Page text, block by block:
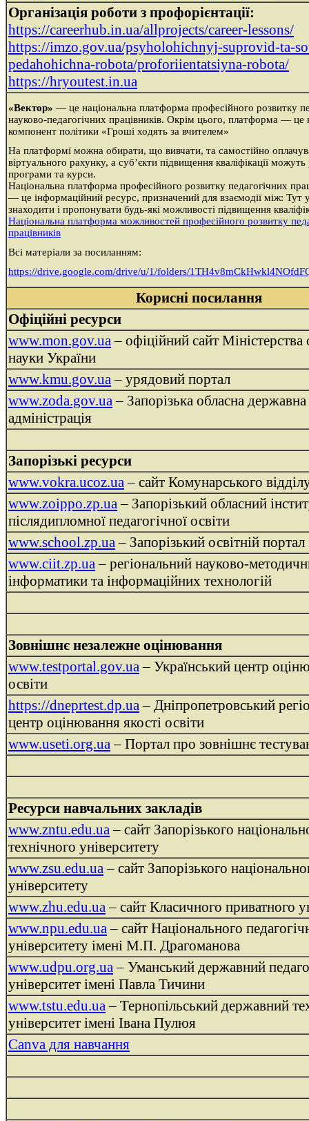
Організація роботи з профорієнтації:
https://careerhub.in.ua/allprojects/career-lessons/
https://imzo.gov.ua/psyholohichnyj-suprovid-ta-
pedahohichna-robota/proforiientatsiyna-robota/
https://hryoutest.in.ua
«Вектор» — це національна платформа професійного розвитку
науково-педагогічних працівників. Окрім цього, платформа — це
компонент політики «Гроші ходять за вчителем»
На платформі можна обирати, що вивчати, та самостійно
віртуального рахунку, а суб’єкти підвищення кваліфікації
програми та курси.
Національна платформа професійного розвитку педагогічних
— це інформаційний ресурс, призначений для взаємодії між: Тут
знаходити і пропонувати будь-які можливості підвищення
Національна платформа можливостей професійного розвитку
працівників
Всі матеріали за посиланням:
https://drive.google.com/drive/u/1/folders/
Корисні посилання
Офіційні ресурси
www.mon.gov.ua– офіційний сайт Міністерства
науки України
www.kmu.gov.ua– урядовий портал
www.zoda.gov.ua– Запорізька обласна державна
адміністрація
Запорізькі ресурси
www.vokra.ucoz.ua– сайт Комунарського
www.zoippo.zp.ua– Запорізький обласний
післядипломної педагогічної освіти
www.school.zp.ua– Запорізький освітній портал
www.ciit.zp.ua– регіональний науково-
інформатики та інформаційних технологій
Зовнішнє незалежне оцінювання
www.testportal.gov.ua– Український центр
освіти
https://dneprtest.dp.ua– Дніпропетровський
центр оцінювання якості освіти
www.useti.org.ua– Портал про зовнішнє
Ресурси навчальних закладів
www.zntu.edu.ua– сайт Запорізького
технічного університету
www.zsu.edu.ua– сайт Запорізького
університету
www.zhu.edu.ua– сайт Класичного приватного
www.npu.edu.ua– сайт Національного
університету імені М.П. Драгоманова
www.udpu.org.ua– Уманський державний
університет імені Павла Тичини
www.tstu.edu.ua– Тернопільський державний
університет імені Івана Пулюя
Canva для навчання